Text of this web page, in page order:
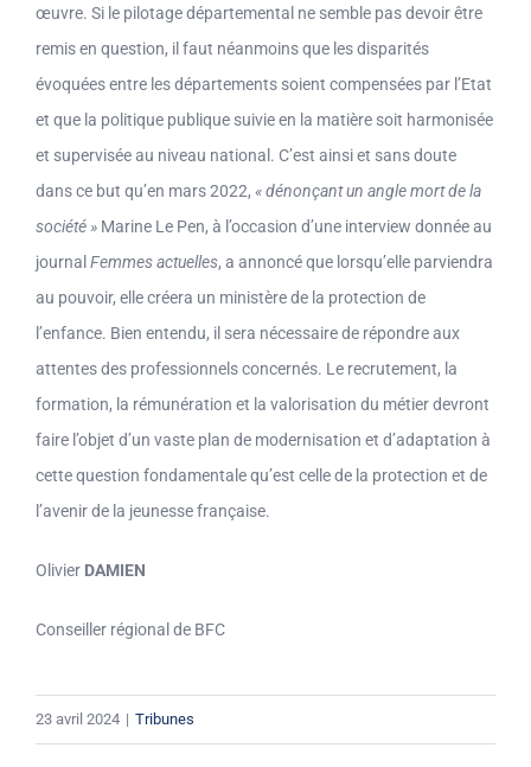
œuvre. Si le pilotage départemental ne semble pas devoir être
remis en question, il faut néanmoins que les disparités
évoquées entre les départements soient compensées par l’Etat
et que la politique publique suivie en la matière soit harmonisée
et supervisée au niveau national. C’est ainsi et sans doute
dans ce but qu’en mars 2022, « dénonçant un angle mort de la
société » Marine Le Pen, à l’occasion d’une interview donnée au
journal Femmes actuelles, a annoncé que lorsqu’elle parviendra
au pouvoir, elle créera un ministère de la protection de
l’enfance. Bien entendu, il sera nécessaire de répondre aux
attentes des professionnels concernés. Le recrutement, la
formation, la rémunération et la valorisation du métier devront
faire l’objet d’un vaste plan de modernisation et d’adaptation à
cette question fondamentale qu’est celle de la protection et de
l’avenir de la jeunesse française.
Olivier DAMIEN
Conseiller régional de BFC
23 avril 2024 | Tribunes